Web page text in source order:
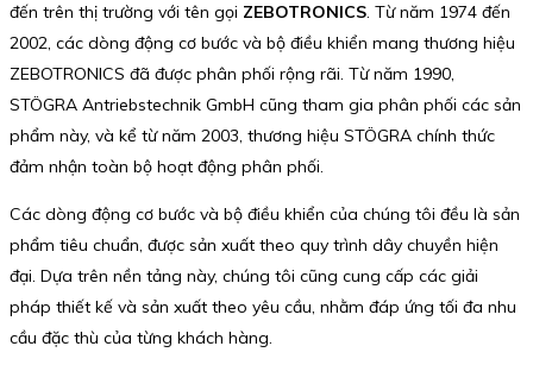
đến trên thị trường với tên gọi ZEBOTRONICS. Từ năm 1974 đến
2002, các dòng động cơ bước và bộ điều khiển mang thương hiệu
ZEBOTRONICS đã được phân phối rộng rãi. Từ năm 1990,
STÖGRA Antriebstechnik GmbH cũng tham gia phân phối các sản
phẩm này, và kể từ năm 2003, thương hiệu STÖGRA chính thức
đảm nhận toàn bộ hoạt động phân phối.
Các dòng động cơ bước và bộ điều khiển của chúng tôi đều là sản
phẩm tiêu chuẩn, được sản xuất theo quy trình dây chuyền hiện
đại. Dựa trên nền tảng này, chúng tôi cũng cung cấp các giải
pháp thiết kế và sản xuất theo yêu cầu, nhằm đáp ứng tối đa nhu
cầu đặc thù của từng khách hàng.